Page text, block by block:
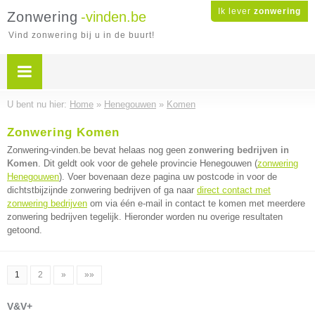
Ik lever zonwering
Zonwering -vinden.be
Vind zonwering bij u in de buurt!
U bent nu hier: Home » Henegouwen » Komen
Zonwering Komen
Zonwering-vinden.be bevat helaas nog geen zonwering bedrijven in
Komen. Dit geldt ook voor de gehele provincie Henegouwen (zonwering
Henegouwen). Voer bovenaan deze pagina uw postcode in voor de
dichtstbijzijnde zonwering bedrijven of ga naar direct contact met
zonwering bedrijven om via één e-mail in contact te komen met meerdere
zonwering bedrijven tegelijk. Hieronder worden nu overige resultaten
getoond.
1 2 » »»
V&V+